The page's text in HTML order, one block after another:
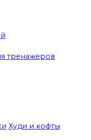
тренажеров
Худи и кофты